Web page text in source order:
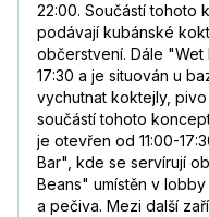
22:00. Součástí tohoto
podávají kubánské
občerstvení. Dále
17:30 a je situován u
vychutnat koktejly,
součástí tohoto
je otevřen od 11:00-
Bar", kde se servírují
Beans" umístěn v
a pečiva. Mezi další